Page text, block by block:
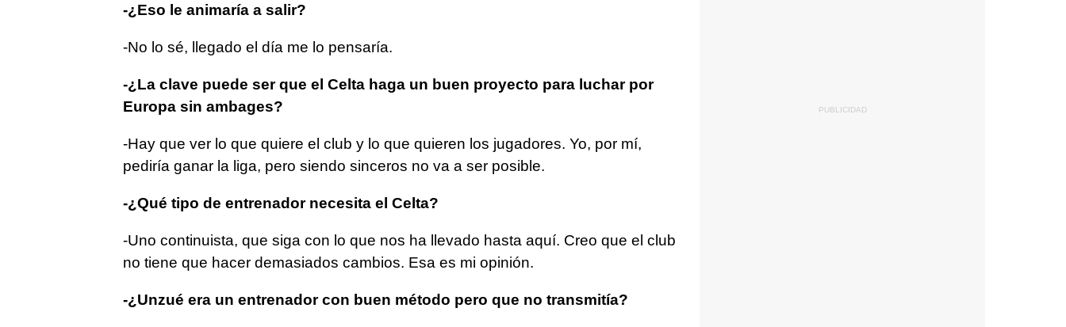
-¿Eso le animaría a salir?
-No lo sé, llegado el día me lo pensaría.
-¿La clave puede ser que el Celta haga un buen proyecto para luchar por
Europa sin ambages?
-Hay que ver lo que quiere el club y lo que quieren los jugadores. Yo, por mí,
pediría ganar la liga, pero siendo sinceros no va a ser posible.
-¿Qué tipo de entrenador necesita el Celta?
-Uno continuista, que siga con lo que nos ha llevado hasta aquí. Creo que el club
no tiene que hacer demasiados cambios. Esa es mi opinión.
-¿Unzué era un entrenador con buen método pero que no transmitía?